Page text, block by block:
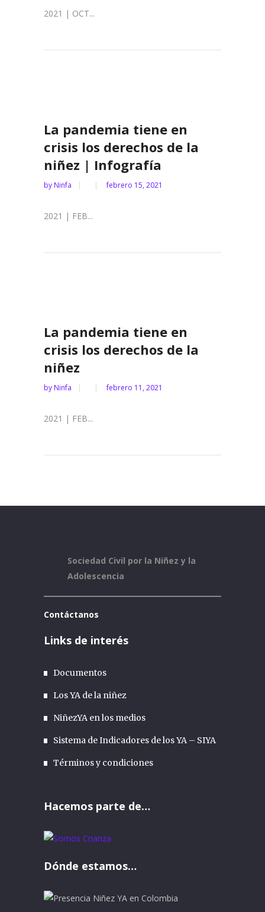
2021 | OCT...
La pandemia tiene en
crisis los derechos de la
niñez | Infografía
by Ninfa febrero 15, 2021
2021 | FEB...
La pandemia tiene en
crisis los derechos de la
niñez
by Ninfa febrero 11, 2021
2021 | FEB...
Sociedad Civil por la Niñez y la
Adolescencia
Contáctanos
Links de interés
Documentos
Los YA de la niñez
NiñezYA en los medios
Sistema de Indicadores de los YA – SIYA
Términos y condiciones
Hacemos parte de…
Dónde estamos…